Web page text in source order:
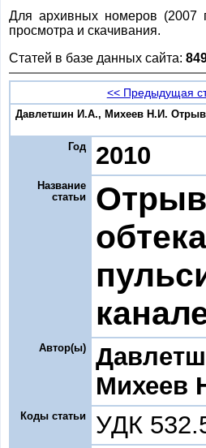
Для архивных номеров (2007
просмотра и скачивания.
Статей в базе данных сайта:
<< Предыдущая
Давлетшин И.А., Михеев Н.И.
Год 2010
Название
статьи
Автор(ы)
Михеев
Коды статьи УДК